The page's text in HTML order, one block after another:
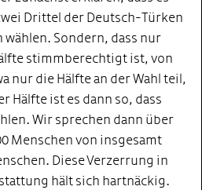
Drittel der Deutsch-Türken
wählen. Sondern, dass nur
stimmberechtigt ist, von
nur die Hälfte an der Wahl teil,
Hälfte ist es dann so, dass
Wir sprechen dann über
Menschen von insgesamt
Diese Verzerrung in
hält sich hartnäckig.